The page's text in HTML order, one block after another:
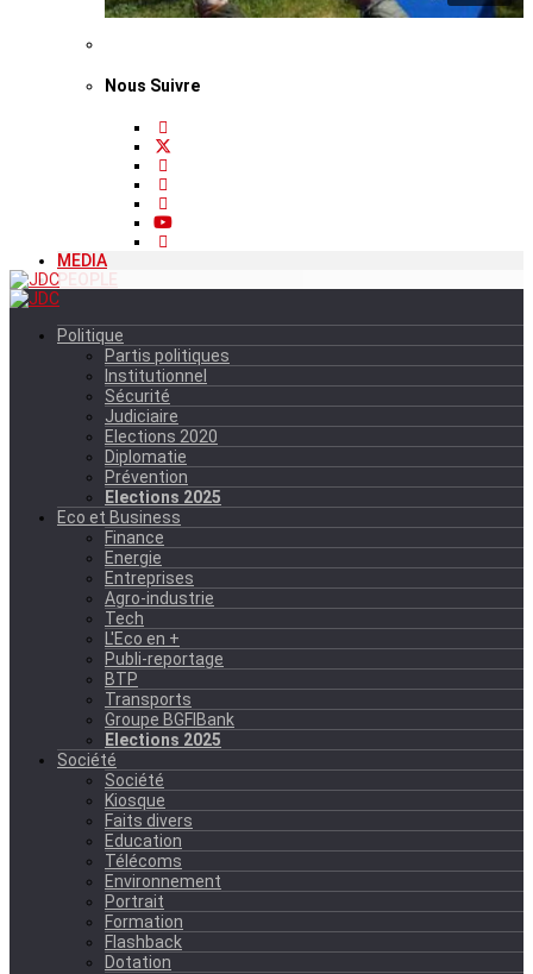
Nous Suivre
MEDIA
PEOPLE
Politique
Partis politiques
Institutionnel
Sécurité
Judiciaire
Elections 2020
Diplomatie
Prévention
Elections 2025
Eco et Business
Finance
Energie
Entreprises
Agro-industrie
Tech
L'Eco en +
Publi-reportage
BTP
Transports
Groupe BGFIBank
Elections 2025
Société
Société
Kiosque
Faits divers
Education
Télécoms
Environnement
Portrait
Formation
Flashback
Dotation